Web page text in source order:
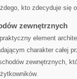
kto⁢ zdecyduje się⁢
zewnętrznych
element
charakter całej
zewnętrznych,